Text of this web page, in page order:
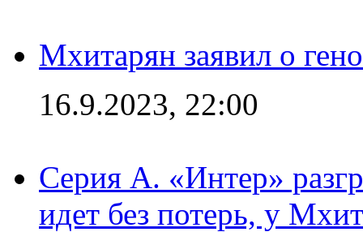
Мхитарян заявил о
16.9.2023, 22:00
Серия А. «Интер»
идет без потерь, у